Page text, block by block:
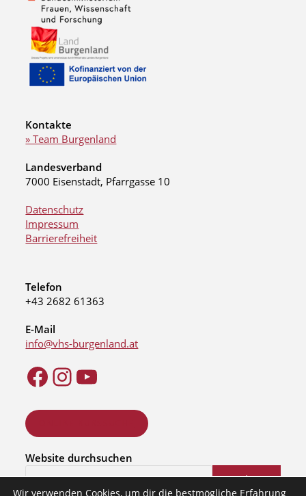
Kontakte
» Team Burgenland
Landesverband
7000 Eisenstadt, Pfarrgasse 10
Datenschutz
Impressum
Barrierefreiheit
Telefon
+43 2682 61363
E-Mail
info@vhs-burgenland.at
Website durchsuchen
Suchen
Wir verwenden Cookies, um dir die bestmögliche Erfahrung